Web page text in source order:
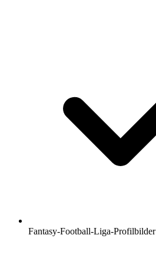
Fantasy-Football-Liga-Profilbilder